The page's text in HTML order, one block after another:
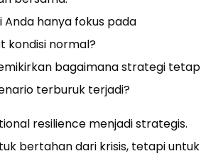
Anda hanya fokus pada
kondisi normal?
bagaimana strategi tetap
terburuk terjadi?
resilience menjadi strategis.
bertahan dari krisis, tetapi untuk